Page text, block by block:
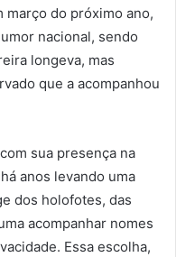
março do próximo ano,
nacional, sendo
longeva, mas
que a acompanhou
sua presença na
anos levando uma
dos holofotes, das
acompanhar nomes
Essa escolha,